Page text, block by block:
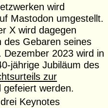
wird
Mastodon umgestellt.
X wird dagegen
des Gebaren seines
2023 wird in
jährige Jubiläum des
zur
gefeiert werden.
Keynotes